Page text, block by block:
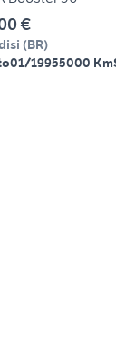
€
(BR)
01/19955000 Km